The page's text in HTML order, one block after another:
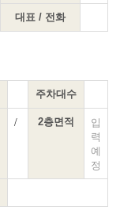
대표 / 전화
주차대수
/ 2층면적
입
력
예
정